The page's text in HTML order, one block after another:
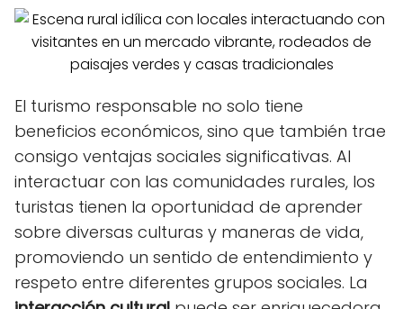
El turismo responsable no solo tiene
beneficios económicos, sino que también trae
consigo ventajas sociales significativas. Al
interactuar con las comunidades rurales, los
turistas tienen la oportunidad de aprender
sobre diversas culturas y maneras de vida,
promoviendo un sentido de entendimiento y
respeto entre diferentes grupos sociales. La